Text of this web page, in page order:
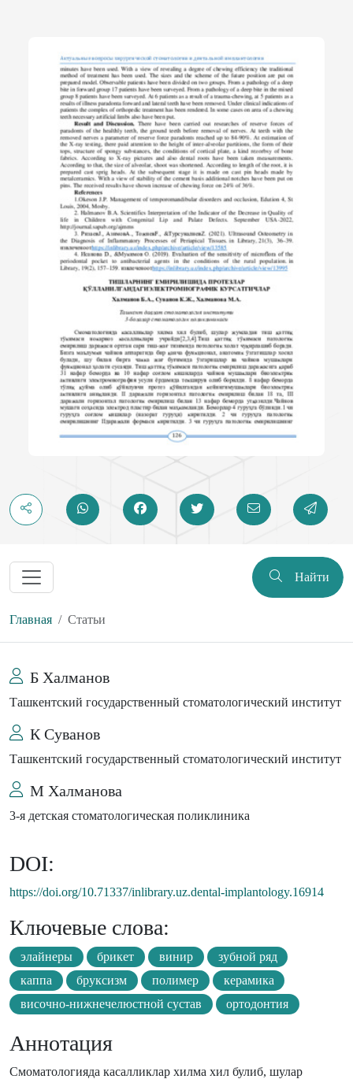
Найти
Главная Статьи
Б Халманов
Ташкентский государственный стоматологический институт
К Суванов
Ташкентский государственный стоматологический институт
М Халманова
3-я детская стоматологическая поликлиника
DOI:
https://doi.org/10.71337/inlibrary.uz.dental-implantology.16914
Ключевые слова:
элайнеры брикет винир
зубной ряд
каппа
бруксизм полимер
керамика
височно-нижнечелюстной сустав
ортодонтия
Аннотация
Смоматологияда касалликлар хилма хил булиб, шулар